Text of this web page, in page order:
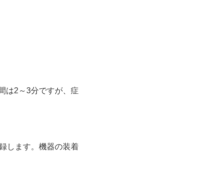
は2～3分ですが、症
します。機器の装着